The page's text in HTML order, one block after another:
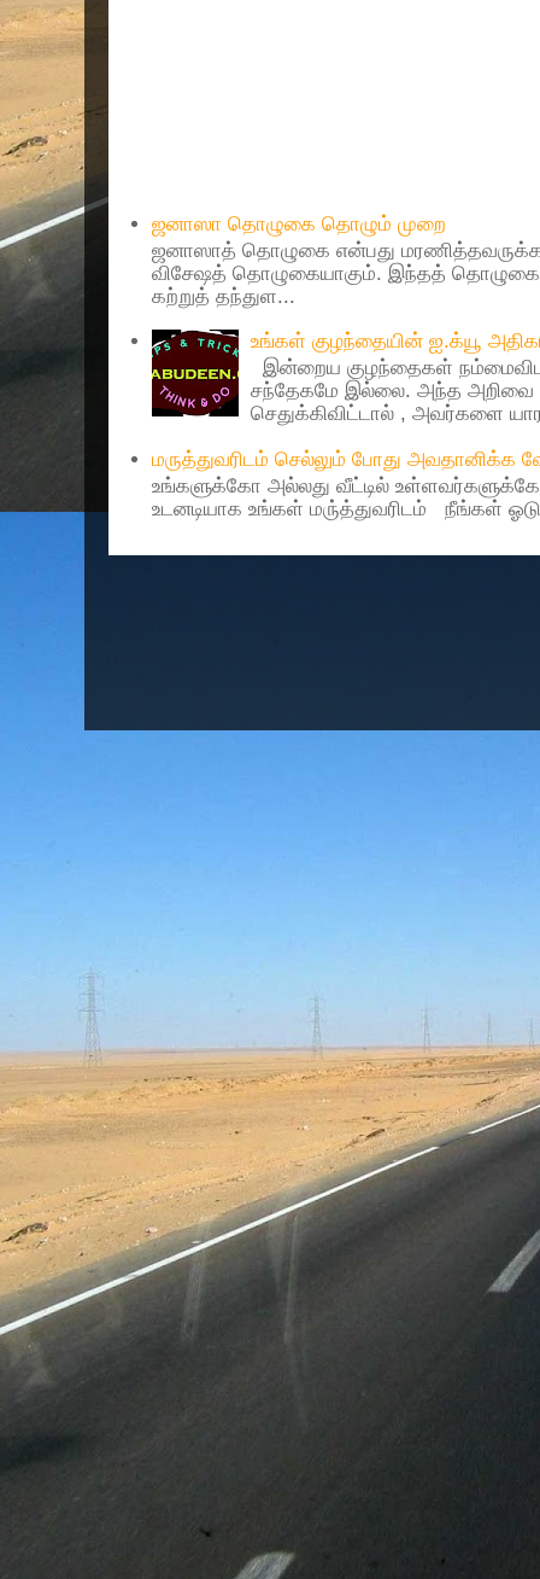
ஜனாஸா தொழுகை தொழும் முறை
ஜனாஸாத் தொழுகை என்பது
விசேஷத் தொழுகையாகும். இந்தத்
கற்றுத் தந்துள...
உங்கள் குழந்தையின் ஐ.க்யூ
இன்றைய குழந்தைகள்
சந்தேகமே இல்லை. அந்த
செதுக்கிவிட்டால் , அவர்களை
மருத்துவரிடம் செல்லும் போது அவதானிக்க
உங்களுக்கோ அல்லது வீட்டில்
உடனடியாக உங்கள் மரு்த்துவரிடம் நீங்கள்